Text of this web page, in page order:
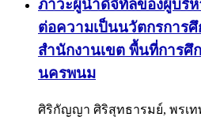
ภาวะผู้นำดิจิทัลของผู้บริ
ต่อความเป็นนวัตกรการ
สำนักงานเขต พื้นที่การศึ
นครพนม
ศิริกัญญา ศิริสุทธารมย์, พรเท